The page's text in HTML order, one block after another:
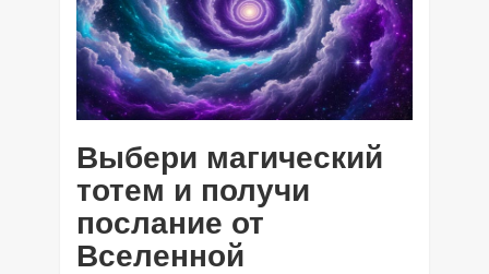
Выбери магический
тотем и получи
послание от
Вселенной